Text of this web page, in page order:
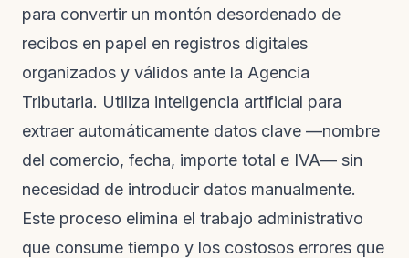
para convertir un montón desordenado de
recibos en papel en registros digitales
organizados y válidos ante la Agencia
Tributaria. Utiliza inteligencia artificial para
extraer automáticamente datos clave —nombre
del comercio, fecha, importe total e IVA— sin
necesidad de introducir datos manualmente.
Este proceso elimina el trabajo administrativo
que consume tiempo y los costosos errores que